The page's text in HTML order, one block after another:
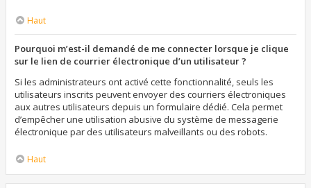
Haut
Pourquoi m’est-il demandé de me connecter lorsque je clique
sur le lien de courrier électronique d’un utilisateur ?
Si les administrateurs ont activé cette fonctionnalité, seuls les
utilisateurs inscrits peuvent envoyer des courriers électroniques
aux autres utilisateurs depuis un formulaire dédié. Cela permet
d’empêcher une utilisation abusive du système de messagerie
électronique par des utilisateurs malveillants ou des robots.
Haut